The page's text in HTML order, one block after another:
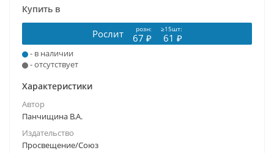
Купить в
Рослит розн: ≥15шт:
67 ₽ 61 ₽
- в наличии
- отсутствует
Характеристики
Автор
Панчищина В.А.
Издательство
Просвещение/Союз